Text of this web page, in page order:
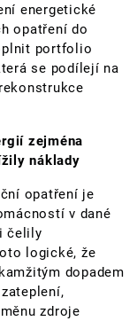
energetické
opatření do
portfolio
se podílejí na
zejména
náklady
opatření je
v dané
čelily
logické, že
dopadem
zdroje